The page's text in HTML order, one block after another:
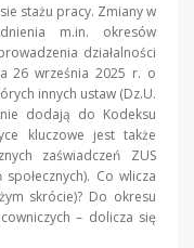
stażu pracy. Zmiany w
m.in. okresów
działalności
26 września 2025 r. o
innych ustaw (Dz.U.
dodają do Kodeksu
kluczowe jest także
zaświadczeń ZUS
Co wlicza
skrócie)? Do okresu
– dolicza się